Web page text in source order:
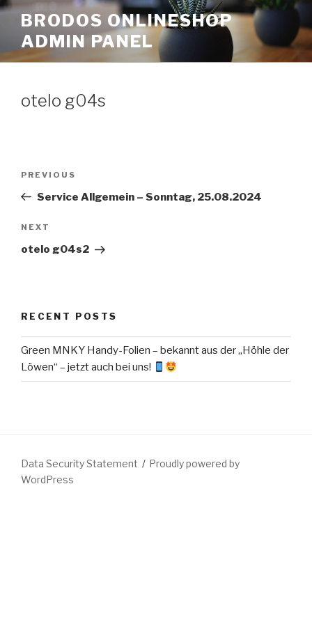
Skip
content
BRODOS ONLINESHOP
ADMIN PANEL
otelo g04s
Previous
Post
PREVIOUS
Service Allgemein – Sonntag, 25.08.2024
Next
Post
NEXT
otelo g04s2
RECENT POSTS
Green MNKY Handy-Folien – bekannt aus der „Höhle der
Löwen“ – jetzt auch bei uns!
Data Security Statement
Proudly powered by
WordPress